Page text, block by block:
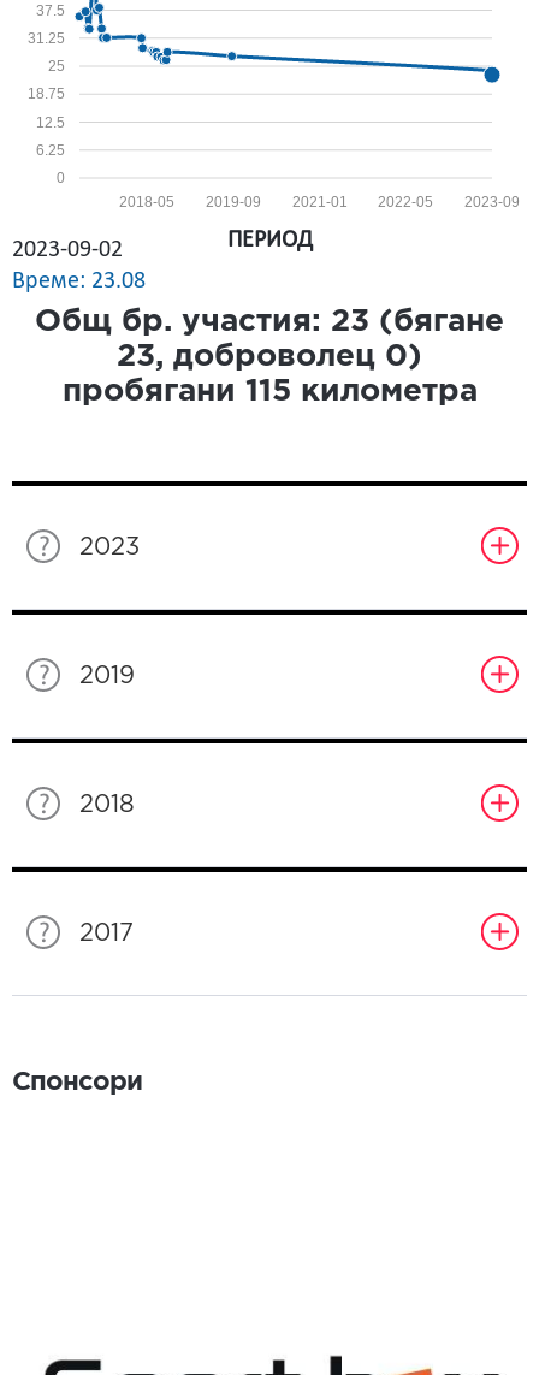
0
6.25
12.5
18.75
25
31.25
37.5
2023-09
2022-05
2021-01
2019-09
2018-05
2023-09-02
Време: 23.08
ПЕРИОД
Общ бр. участия: 23 (бягане
23, доброволец 0)
пробягани 115 километра
2023
2019
2018
2017
Спонсори